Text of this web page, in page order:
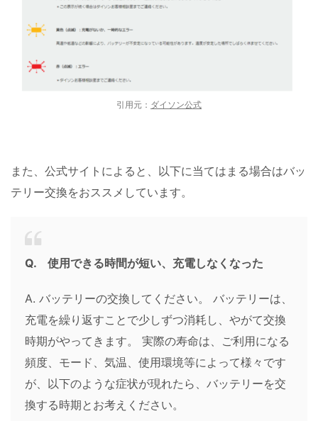
引用元： ダイソン公式
また、公式サイトによると、以下に当てはまる場合はバッ
テリー交換をおススメしています。
Q. 使用できる時間が短い、充電しなくなった
A. バッテリーの交換してください。 バッテリーは、
充電を繰り返すことで少しずつ消耗し、やがて交換
時期がやってきます。 実際の寿命は、ご利用になる
頻度、モード、気温、使用環境等によって様々です
が、以下のような症状が現れたら、バッテリーを交
換する時期とお考えください。